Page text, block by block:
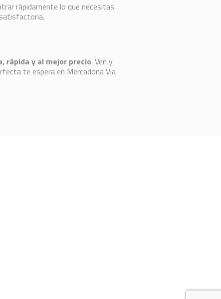
rápidamente lo que necesitas.
rápida y al mejor precio. Ven y
te espera en Mercadona Via